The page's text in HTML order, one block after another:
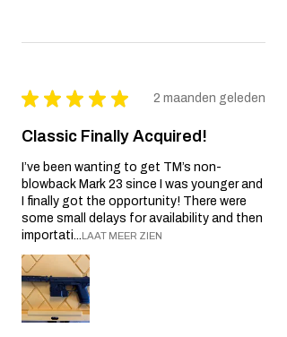
★ ★ ★ ★ ★ 2 maanden geleden
Classic Finally Acquired!
I’ve been wanting to get TM’s non-
blowback Mark 23 since I was younger and
I finally got the opportunity! There were
some small delays for availability and then
importati...LAAT MEER ZIEN